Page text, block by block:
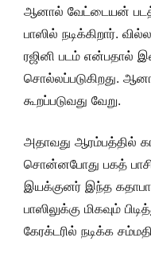
ஆனால் வேட்டையன்
பாஸில் நடிக்கிறார்.
ரஜினி படம்
சொல்லப்படுகிறது.
கூறப்படுவது வேறு.
அதாவது ஆரம்பத்தில்
சொன்னபோது பகத்
இயக்குனர் இந்த
பாஸிலுக்கு மிகவும்
கேரக்டரில் நடிக்க